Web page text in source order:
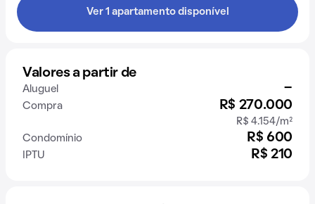
Ver 1 apartamento disponível
Valores a partir de
Aluguel -
Compra R$ 270.000
R$ 4.154/m²
Condomínio
R$ 600
IPTU R$ 210